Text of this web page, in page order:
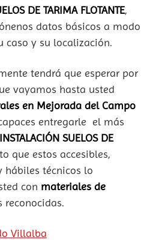
DE TARIMA FLOTANTE,
datos básicos a modo
caso y su localización.
tendrá que esperar por
vayamos hasta usted
en Mejorada del Campo
entregarle el más
INSTALACIÓN SUELOS DE
que estos accesibles,
hábiles técnicos lo
con materiales de
reconocidas.
Villalba